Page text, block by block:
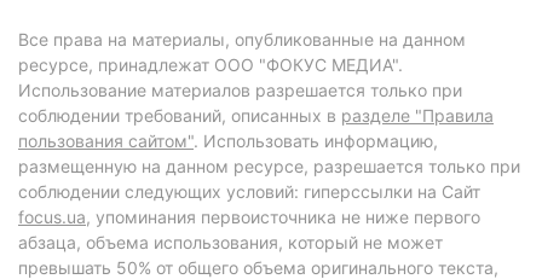
Все права на материалы, опубликованные на данном
ресурсе, принадлежат ООО "ФОКУС МЕДИА".
Использование материалов разрешается только при
соблюдении требований, описанных в разделе "Правила
пользования сайтом". Использовать информацию,
размещенную на данном ресурсе, разрешается только при
соблюдении следующих условий: гиперссылки на Сайт
focus.ua, упоминания первоисточника не ниже первого
абзаца, объема использования, который не может
превышать 50% от общего объема оригинального текста,